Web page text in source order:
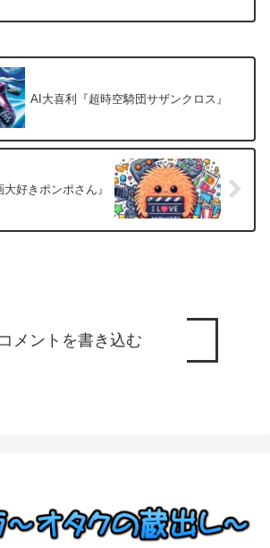
AI大喜利『超時空騎団サザンクロス』
好きポンポさん』
コメントを書き込む